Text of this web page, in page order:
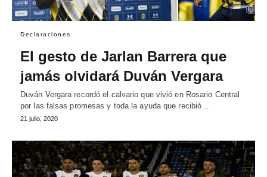
Declaraciones
El gesto de Jarlan Barrera que
jamás olvidará Duván Vergara
Duván Vergara recordó el calvario que vivió en Rosario Central
por las falsas promesas y toda la ayuda que recibió…
21 julio, 2020